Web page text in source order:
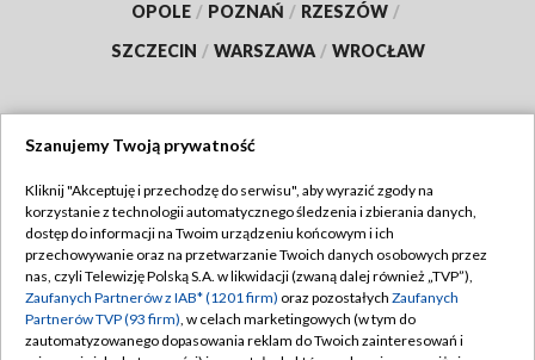
OPOLE / POZNAŃ / RZESZÓW /
SZCZECIN / WARSZAWA / WROCŁAW
TVP
Abonament TVP
Emisja w TVP
Centrum informacji TVP
Regulamin TVP
Polityka prywatności
Moje zgody
Szanujemy Twoją prywatność
Kliknij "Akceptuję i przechodzę do serwisu", aby wyrazić zgody na
korzystanie z technologii automatycznego śledzenia i zbierania danych,
dostęp do informacji na Twoim urządzeniu końcowym i ich
przechowywanie oraz na przetwarzanie Twoich danych osobowych przez
nas, czyli Telewizję Polską S.A. w likwidacji (zwaną dalej również „TVP”),
Zaufanych Partnerów z IAB* (1201 firm) oraz pozostałych Zaufanych
Partnerów TVP (93 firm), w celach marketingowych (w tym do
zautomatyzowanego dopasowania reklam do Twoich zainteresowań i